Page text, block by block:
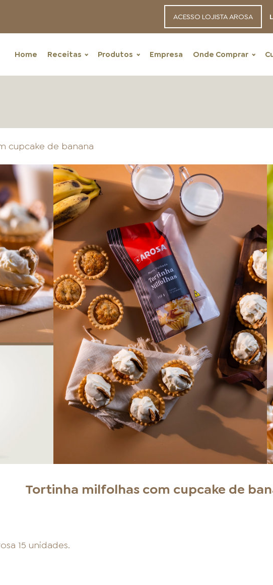
ACESSO LOJISTA AROSA
Home Receitas Produtos Empresa Onde Comprar
LOJAS AROSA
EMPRESA
SAC
cupcake de banana
Tortinha milfolhas com cupcake de
15 unidades.